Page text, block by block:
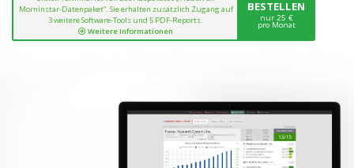
Morninstar-Datenpaket“. Sie erhalten zusätzlich Zugang auf
3 weitere Software-Tools und 5 PDF-Reports.
Weitere Informationen
BESTELLEN
nur 25 €
pro Monat